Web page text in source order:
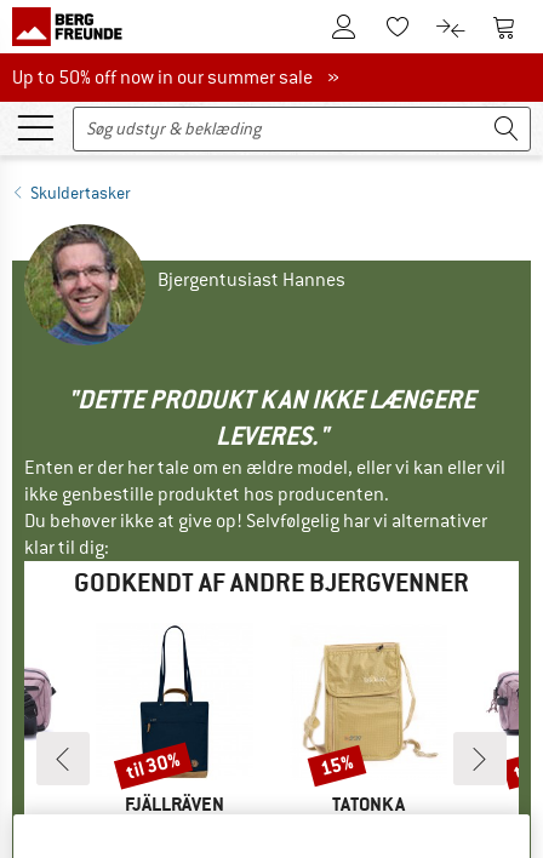
Til kundekontoenTil huskesedlen.
Til Til
Up to 50% off now in our summer sale
Up to 50% off now in our summer sale »
Skuldertasker
Bjergentusiast Hannes
"DETTE PRODUKT KAN IKKE LÆNGERE
LEVERES."
Enten er der her tale om en ældre model, eller vi kan eller vil
ikke genbestille produktet hos producenten.
Du behøver ikke at give op! Selvfølgelig har vi alternativer
klar til dig:
GODKENDT AF ANDRE BJERGVENNER
MÆRKE
FJÄLLRÄVEN
Rabat
til 30%
MÆRKE
TATONKA
Rabat
15% til